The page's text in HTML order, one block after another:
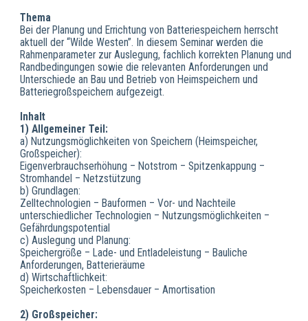
Thema
Bei der Planung und Errichtung von Batteriespeichern herrscht
aktuell der “Wilde Westen”. In diesem Seminar werden die
Rahmenparameter zur Auslegung, fachlich korrekten Planung und
Randbedingungen sowie die relevanten Anforderungen und
Unterschiede an Bau und Betrieb von Heimspeichern und
Batteriegroßspeichern aufgezeigt.
Inhalt
1) Allgemeiner Teil:
a) Nutzungsmöglichkeiten von Speichern (Heimspeicher,
Großspeicher):
Eigenverbrauchserhöhung – Notstrom – Spitzenkappung –
Stromhandel – Netzstützung
b) Grundlagen:
Zelltechnologien – Bauformen – Vor- und Nachteile
unterschiedlicher Technologien – Nutzungsmöglichkeiten –
Gefährdungspotential
c) Auslegung und Planung:
Speichergröße – Lade- und Entladeleistung – Bauliche
Anforderungen, Batterieräume
d) Wirtschaftlichkeit:
Speicherkosten – Lebensdauer – Amortisation
2) Großspeicher: